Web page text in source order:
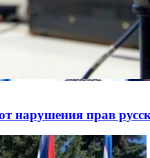
нарушения прав